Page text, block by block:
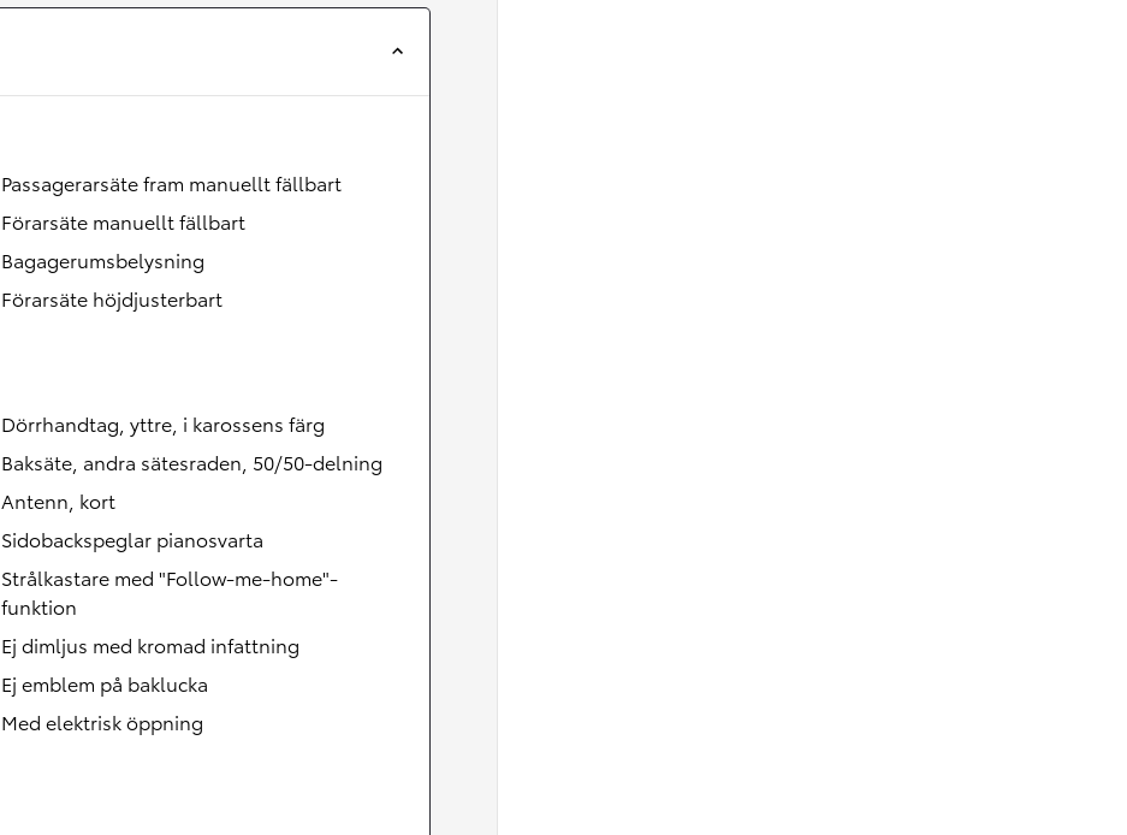
Nya GR GT
Passagerarsäte fram manuellt fällbart
Förarsäte manuellt fällbart
Bagagerumsbelysning
Förarsäte höjdjusterbart
Dörrhandtag, yttre, i karossens färg
Baksäte, andra sätesraden, 50/50-delning
Antenn, kort
Sidobackspeglar pianosvarta
Strålkastare med "Follow-me-home"-
funktion
Ej dimljus med kromad infattning
Ej emblem på baklucka
Med elektrisk öppning